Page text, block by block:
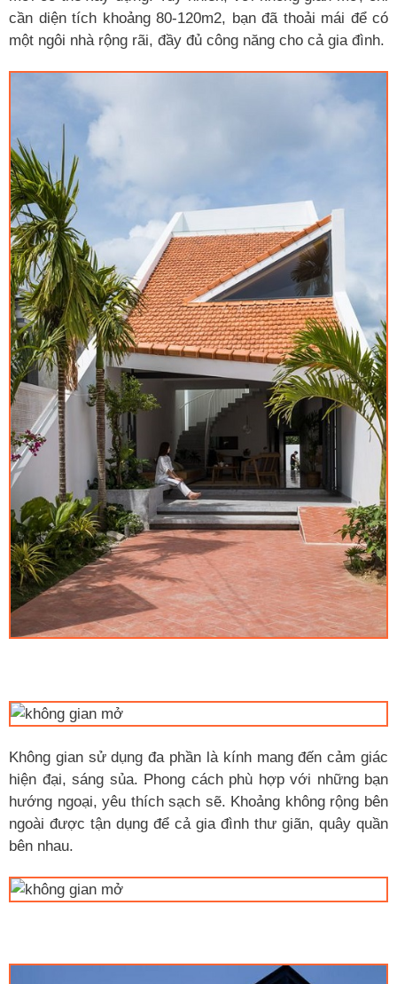
cần diện tích khoảng 80-120m2, bạn đã thoải mái để có
một ngôi nhà rộng rãi, đầy đủ công năng cho cả gia đình.
Không gian sử dụng đa phần là kính mang đến cảm giác
hiện đại, sáng sủa. Phong cách phù hợp với những bạn
hướng ngoại, yêu thích sạch sẽ. Khoảng không rộng bên
ngoài được tận dụng để cả gia đình thư giãn, quây quần
bên nhau.